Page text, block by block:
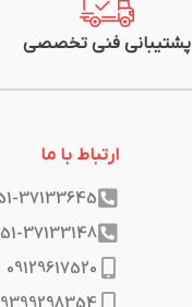
پشتیبانی فنی تخصصی
ارتباط با ما
37133645
37133148
09129617520